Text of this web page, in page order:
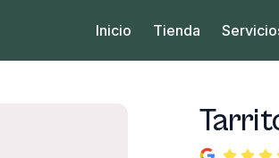
Inicio Tienda